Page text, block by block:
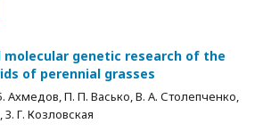
molecular genetic research of the
of perennial grasses
Ахмедов, П. П. Васько, В. А. Столепченко,
Г. Козловская